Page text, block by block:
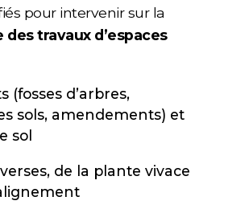
pour intervenir sur la
travaux d’espaces
(fosses d’arbres,
sols, amendements) et
sol
de la plante vivace